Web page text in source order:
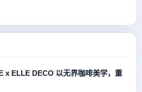
x ELLE DECO 以无界咖啡美学，重